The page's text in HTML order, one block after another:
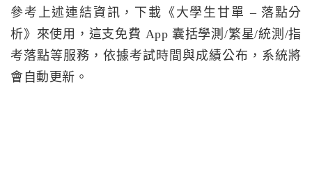
參考上述連結資訊，下載《大學生甘單 – 落點分
析》來使用，這支免費 App 囊括學測/繁星/統測/指
考落點等服務，依據考試時間與成績公布，系統將
會自動更新。